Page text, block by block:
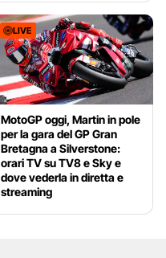
LIVE
MotoGP oggi, Martin in pole
per la gara del GP Gran
Bretagna a Silverstone:
orari TV su TV8 e Sky e
dove vederla in diretta e
streaming